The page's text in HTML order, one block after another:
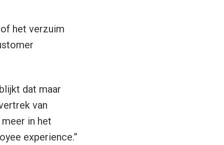
het verzuim
dat maar
van
in het
experience.”